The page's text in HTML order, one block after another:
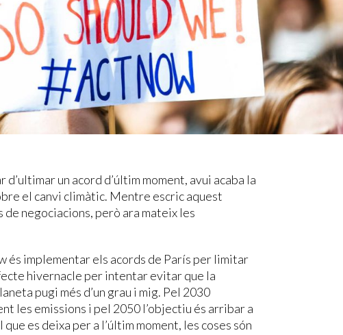
un acord d’últim moment, avui acaba la
el canvi climàtic. Mentre escric aquest
negociacions, però ara mateix les
és implementar els acords de París per limitar
hivernacle per intentar evitar que la
pugi més d’un grau i mig. Pel 2030
les emissions i pel 2050 l’objectiu és arribar a
es deixa per a l’últim moment, les coses són